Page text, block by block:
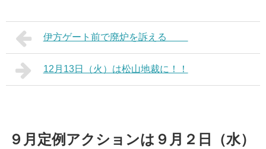
伊方ゲート前で廃炉を訴える
12月13日（火）は松山地裁に！！
９月定例アクションは９月２日（水）